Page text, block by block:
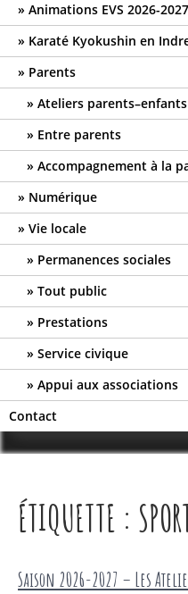
Animations EVS 2026-2027
Karaté Kyokushin en
Parents
Ateliers parents–enfants
Entre parents
Accompagnement à la
Numérique
Vie locale
Permanences sociales
Tout public
Prestations
Service civique
Appui aux associations
Contact
ÉTIQUETTE :
Saison 2026-2027 – Les